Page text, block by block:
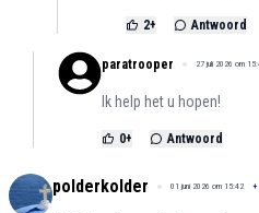
2+ Antwoord
paratrooper 27 juli 2026 om
Ik help het u hopen!
0+ Antwoord
polderkolder 01 juni 2026 om 15:42 +